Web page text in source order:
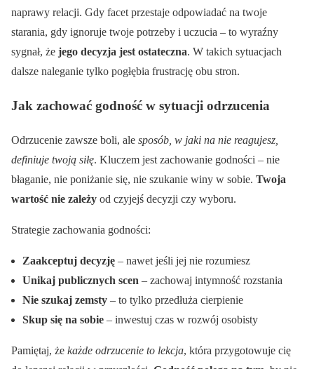
naprawy relacji. Gdy facet przestaje odpowiadać na twoje
starania, gdy ignoruje twoje potrzeby i uczucia – to wyraźny
sygnał, że jego decyzja jest ostateczna. W takich sytuacjach
dalsze naleganie tylko pogłębia frustrację obu stron.
Jak zachować godność w sytuacji odrzucenia
Odrzucenie zawsze boli, ale sposób, w jaki na nie reagujesz,
definiuje twoją siłę. Kluczem jest zachowanie godności – nie
błaganie, nie poniżanie się, nie szukanie winy w sobie. Twoja
wartość nie zależy od czyjejś decyzji czy wyboru.
Strategie zachowania godności:
Zaakceptuj decyzję – nawet jeśli jej nie rozumiesz
Unikaj publicznych scen – zachowaj intymność rozstania
Nie szukaj zemsty – to tylko przedłuża cierpienie
Skup się na sobie – inwestuj czas w rozwój osobisty
Pamiętaj, że każde odrzucenie to lekcja, która przygotowuje cię